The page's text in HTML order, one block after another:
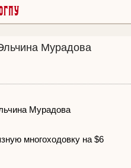
Мурадова
Мурадова
многоходовку на $6